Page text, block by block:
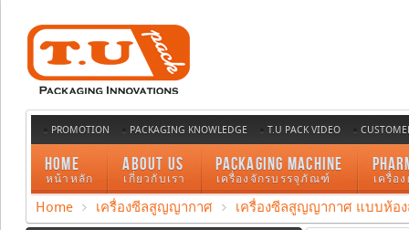
PROMOTION PACKAGING KNOWLEDGE T.U PACK VIDEO
HOME
หน้าหลัก
ABOUT US
เกี่ยวกับเรา
PACKAGING MACHINE
เครื่องจักรบรรจุภัณฑ์ เครื่อ
Home เครื่องซีลสูญญากาศ เครื่องซีลสูญญากาศ แบบห้